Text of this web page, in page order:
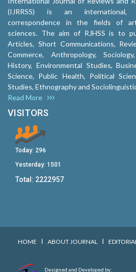
(IJRRSS) is an international,
correspondence in the fields of
sciences. The aim of RJHSS is to
Articles, Short Communications,
Commerce, Anthropology,
History, Environmental Studies,
Science, Public Health, Political
Studies, Ethnography and
Read More
VISITORS
Today: 296
Yesterday: 1501
Total: 2222957
HOME I ABOUT JOURNAL I
Designed and Developed by: